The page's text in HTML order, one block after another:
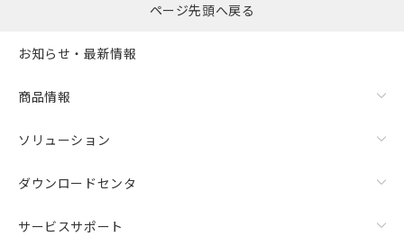
ページ先頭へ戻る
お知らせ・最新情報
商品情報
ソリューション
ダウンロードセンタ
サービスサポート